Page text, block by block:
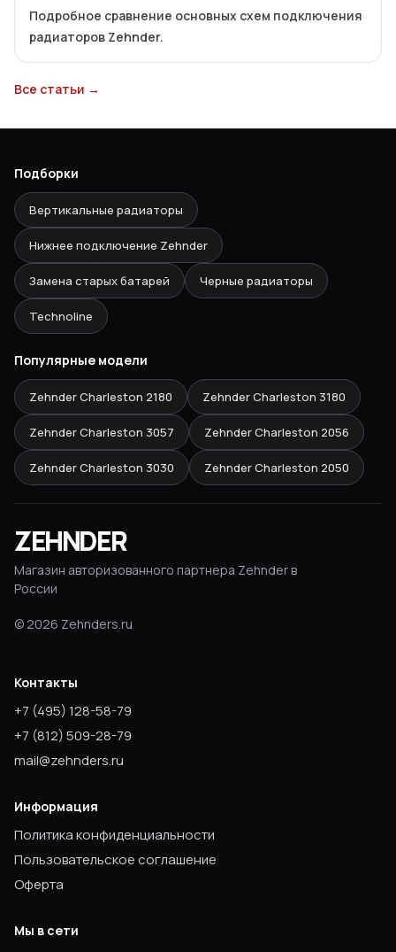
Подробное сравнение основных схем подключения
радиаторов Zehnder.
Все статьи →
Подборки
Вертикальные радиаторы
Нижнее подключение Zehnder
Замена старых батарей Черные радиаторы
Technoline
Популярные модели
Zehnder Charleston 2180 Zehnder Charleston 3180
Zehnder Charleston 3057 Zehnder Charleston 2056
Zehnder Charleston 3030 Zehnder Charleston 2050
ZEHNDER
Магазин авторизованного партнера Zehnder в
России
© 2026 Zehnders.ru
Контакты
+7 (495) 128-58-79
+7 (812) 509-28-79
mail@zehnders.ru
Информация
Политика конфиденциальности
Пользовательское соглашение
Оферта
Мы в сети